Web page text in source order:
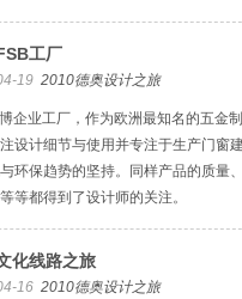
工厂
19 2010德奥设计之旅
企业工厂，作为欧洲最知名的五金
设计细节与使用并专注于生产门窗
环保趋势的坚持。同样产品的质量
等都得到了设计师的关注。
化线路之旅
16 2010德奥设计之旅